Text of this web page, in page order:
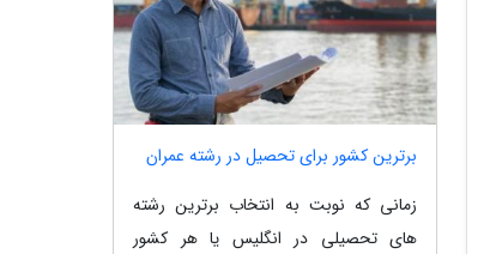
برترین کشور برای تحصیل در رشته عمران
زمانی که نوبت به انتخاب برترین رشته
های تحصیلی در انگلیس یا هر کشور